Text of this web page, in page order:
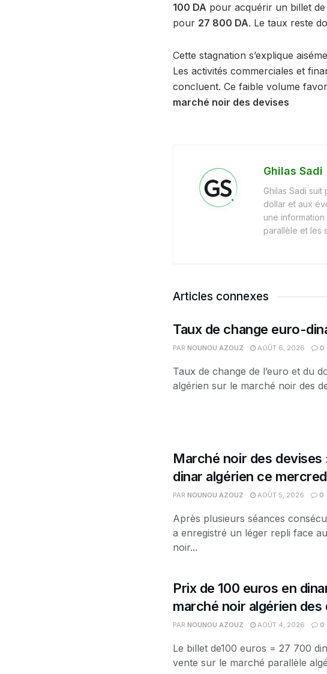
100 DA pour acquérir un billet de
pour 27 800 DA. Le taux reste
Cette stagnation s’explique
Les activités commerciales et
concluent. Ce faible volume
marché noir des devises
Ghilas Sadi
Ghilas Sadi suit
dollar et aux
une
parallèle et les
Articles connexes
Taux de change euro-
PAR NOUNOU AZOUZ AOÛT 6, 2026 0
Taux de change de l’euro et du
algérien sur le marché noir des
Marché noir des devises
dinar algérien ce
PAR NOUNOU AZOUZ AOÛT 5, 2026 0
Après plusieurs séances
a enregistré un léger repli face
noir...
Prix de 100 euros en
marché noir algérien des
PAR NOUNOU AZOUZ AOÛT 4, 2026 0
Le billet de100 euros = 27 700
vente sur le marché parallèle